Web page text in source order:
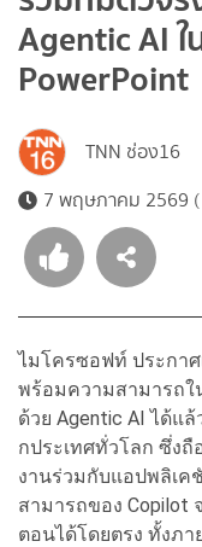
Agentic AI ใ
PowerPoint
TNN ช่อง16
7 พฤษภาคม 2569
ไมโครซอฟท์ ประกา
พร้อมความสามารถใ
ด้วย Agentic AI ได้แ
กประเทศทั่วโลก ซึ่งถื
งานร่วมกับแอปพลิเค
สามารถของ Copilot
ตอนได้โดยตรง ทั้งภา